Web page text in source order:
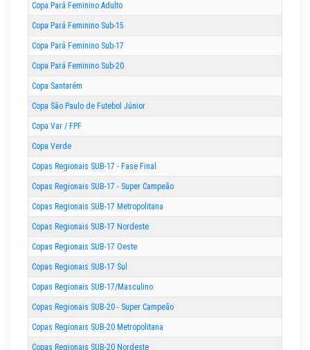
Copa Pará Feminino Adulto
Copa Pará Feminino Sub-15
Copa Pará Feminino Sub-17
Copa Pará Feminino Sub-20
Copa Santarém
Copa São Paulo de Futebol Júnior
Copa Var / FPF
Copa Verde
Copas Regionais SUB-17 - Fase Final
Copas Regionais SUB-17 - Super Campeão
Copas Regionais SUB-17 Metropolitana
Copas Regionais SUB-17 Nordeste
Copas Regionais SUB-17 Oeste
Copas Regionais SUB-17 Sul
Copas Regionais SUB-17/Masculino
Copas Regionais SUB-20 - Super Campeão
Copas Regionais SUB-20 Metropolitana
Copas Regionais SUB-20 Nordeste